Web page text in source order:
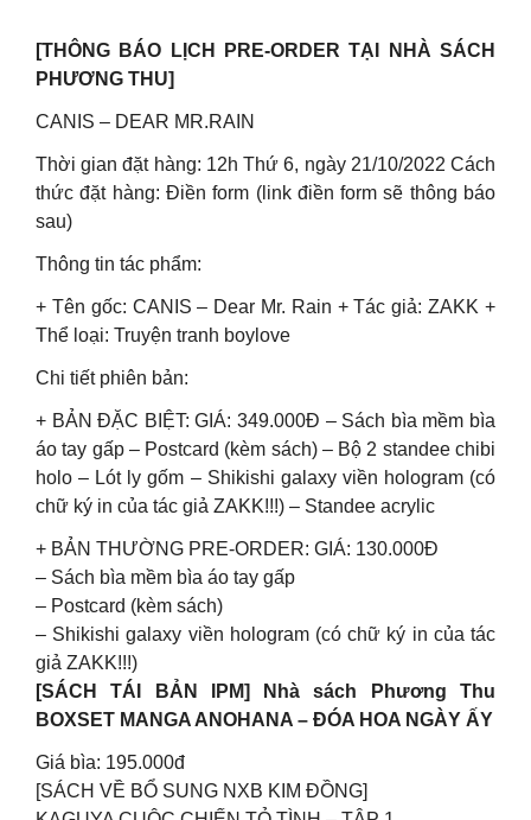
[THÔNG BÁO LỊCH PRE-ORDER TẠI NHÀ SÁCH
PHƯƠNG THU]
CANIS – DEAR MR.RAIN
Thời gian đặt hàng: 12h Thứ 6, ngày 21/10/2022 Cách
thức đặt hàng: Điền form (link điền form sẽ thông báo
sau)
Thông tin tác phẩm:
+ Tên gốc: CANIS – Dear Mr. Rain + Tác giả: ZAKK +
Thể loại: Truyện tranh boylove
Chi tiết phiên bản:
+ BẢN ĐẶC BIỆT: GIÁ: 349.000Đ – Sách bìa mềm bìa
áo tay gấp – Postcard (kèm sách) – Bộ 2 standee chibi
holo – Lót ly gốm – Shikishi galaxy viền hologram (có
chữ ký in của tác giả ZAKK!!!) – Standee acrylic
+ BẢN THƯỜNG PRE-ORDER: GIÁ: 130.000Đ
– Sách bìa mềm bìa áo tay gấp
– Postcard (kèm sách)
– Shikishi galaxy viền hologram (có chữ ký in của tác
giả ZAKK!!!)
[SÁCH TÁI BẢN IPM] Nhà sách Phương Thu
BOXSET MANGA ANOHANA – ĐÓA HOA NGÀY ẤY
Giá bìa: 195.000đ
[SÁCH VỀ BỔ SUNG NXB KIM ĐỒNG]